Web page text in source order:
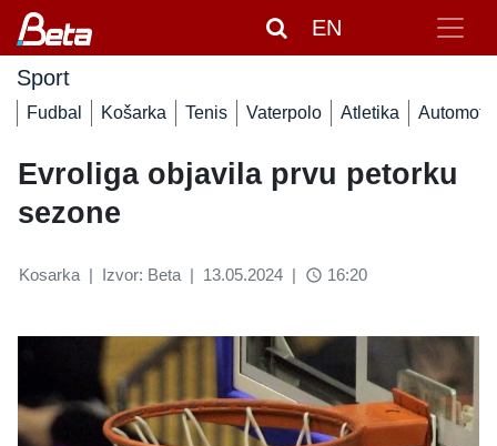
EN
Sport
Fudbal Košarka Tenis Vaterpolo Atletika Automoto
Evroliga objavila prvu petorku
sezone
Kosarka | Izvor: Beta | 13.05.2024 | access_time 16:20